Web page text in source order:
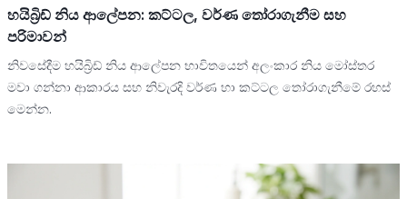
හයිබ්‍රිඩ් නිය ආලේපන: කට්ටල, වර්ණ තෝරාගැනීම සහ
පරිමාවන්
නිවසේදීම හයිබ්‍රිඩ් නිය ආලේපන භාවිතයෙන් අලංකාර නිය මෝස්තර
මවා ගන්නා ආකාරය සහ නිවැරදි වර්ණ හා කට්ටල තෝරාගැනීමේ රහස්
මෙන්න.